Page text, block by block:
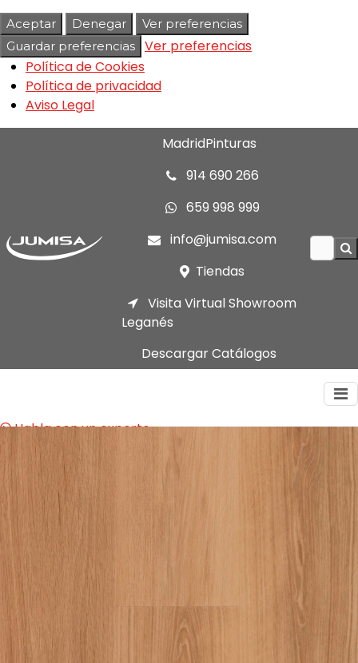
Aceptar Denegar
Ver preferencias
Guardar preferencias
Ver preferencias
Política de Cookies
Política de privacidad
Aviso Legal
MadridPinturas
914 690 266
659 998 999
info@jumisa.com
Tiendas
Visita Virtual Showroom
Leganés
Descargar Catálogos
Habla con un experto